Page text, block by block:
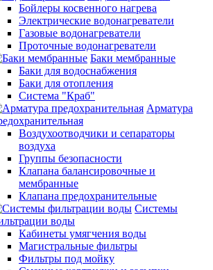
Бойлеры косвенного нагрева
Электрические водонагреватели
Газовые водонагреватели
Проточные водонагреватели
Баки мембранные
Баки для водоснабжения
Баки для отопления
Система "Краб"
Арматура
Воздухоотводчики и сепараторы
воздуха
Группы безопасности
Клапана балансировочные и
мембранные
Клапана предохранительные
Системы
воды
Кабинеты умягчения воды
Магистральные фильтры
Фильтры под мойку